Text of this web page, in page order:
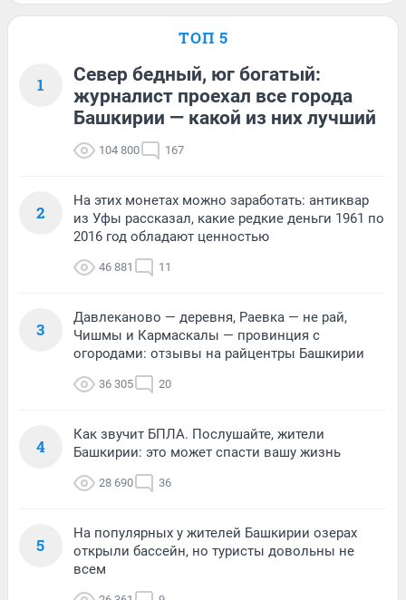
ТОП 5
1
Север бедный, юг богатый:
журналист проехал все города
Башкирии — какой из них лучший
104 800 167
2
На этих монетах можно заработать: антиквар
из Уфы рассказал, какие редкие деньги 1961 по
2016 год обладают ценностью
46 881 11
3
Давлеканово — деревня, Раевка — не рай,
Чишмы и Кармаскалы — провинция с
огородами: отзывы на райцентры Башкирии
36 305 20
4
Как звучит БПЛА. Послушайте, жители
Башкирии: это может спасти вашу жизнь
28 690 36
5
На популярных у жителей Башкирии озерах
открыли бассейн, но туристы довольны не
всем